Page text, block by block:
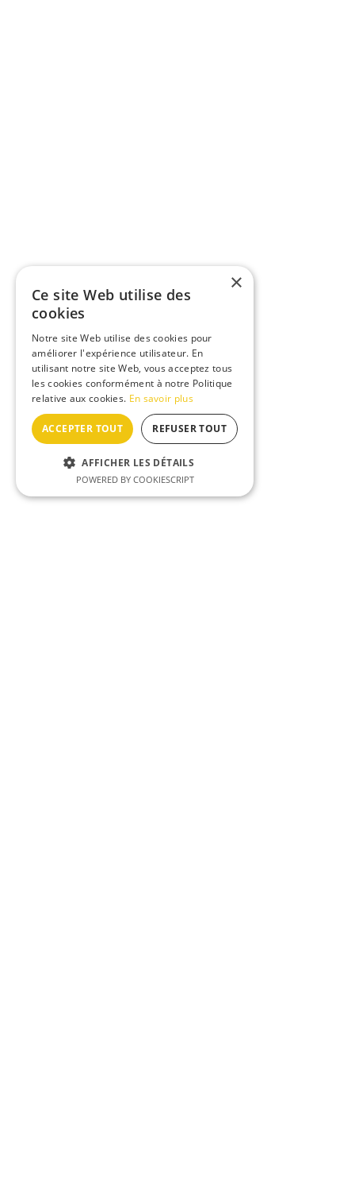
×
Ce site Web utilise des
cookies
Notre site Web utilise des cookies pour
améliorer l'expérience utilisateur. En
utilisant notre site Web, vous acceptez tous
les cookies conformément à notre Politique
relative aux cookies. En savoir plus
ACCEPTER TOUT REFUSER TOUT
AFFICHER LES DÉTAILS
POWERED BY COOKIESCRIPT